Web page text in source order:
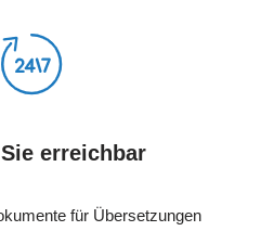
erreichbar
für Übersetzungen